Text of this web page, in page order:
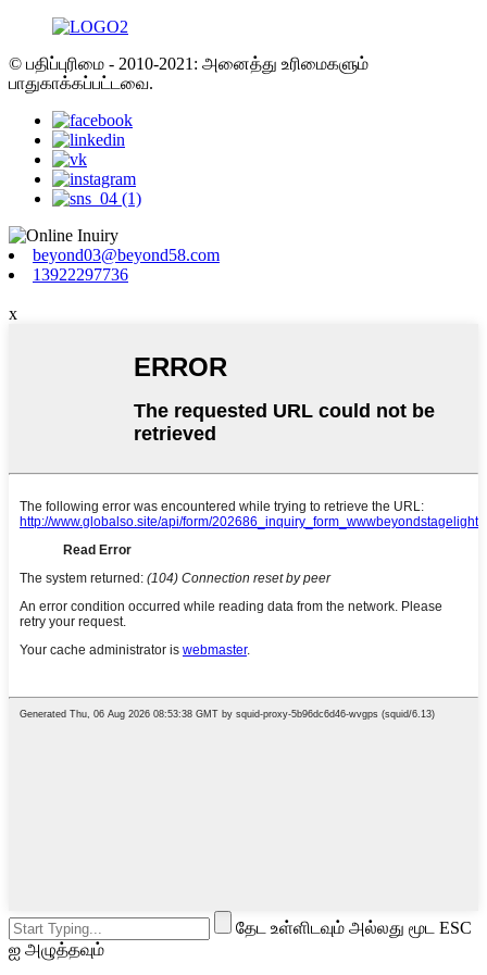
© பதிப்புரிமை - 2010-2021: அனைத்து உரிமைகளும்
பாதுகாக்கப்பட்டவை.
beyond03@beyond58.com
13922297736
x
தேட உள்ளிடவும் அல்லது மூட ESC
ஐ அழுத்தவும்